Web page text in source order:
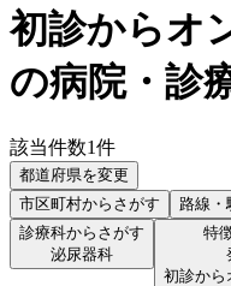
初診からオ
の病院・診
該当件数1件
都道府県を変更
市区町村からさがす 路線・
診療科からさがす
泌尿器科
特
初診から